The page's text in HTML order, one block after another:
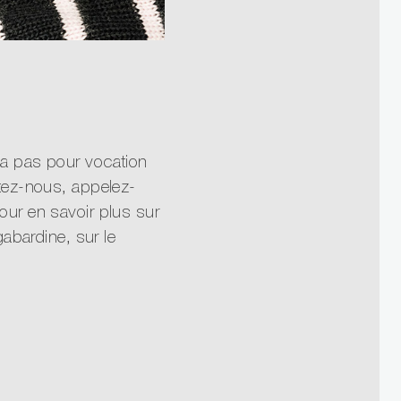
pas pour vocation
nous, appelez-
en savoir plus sur
sur le